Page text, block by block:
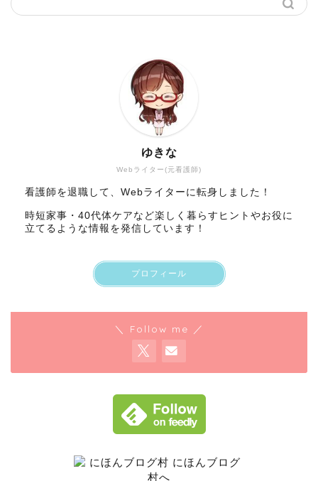
Webライター(元看護師)
ゆきな
看護師を退職して、Webライターに転身しました！
時短家事・40代体ケアなど楽しく暮らすヒントやお役に
立てるような情報を発信しています！
プロフィール
＼ Follow me ／